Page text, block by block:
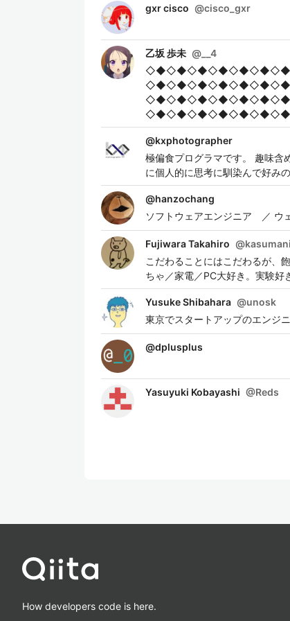
gxr cisco @cisco_gxr
乙坂 歩未 @ __4
@kxphotographer
極偏食プログラマです。 趣味
に個人的に思考に馴染んで好み
@hanzochang
ソフトウェアエンジニア ／ ウ
Fujiwara Takahiro @kasumani
こだわることにはこだわるが、
ちゃ／家電／PC大好き。実験好
Yusuke Shibahara @unosk
東京でスタートアップのエンジニ
@dplusplus
Yasuyuki Kobayashi @Reds
How developers code is here.